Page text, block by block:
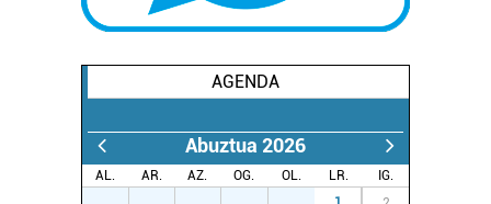
AGENDA
Abuztua 2026
AL. AR. AZ. OG. OL. LR.
IG.